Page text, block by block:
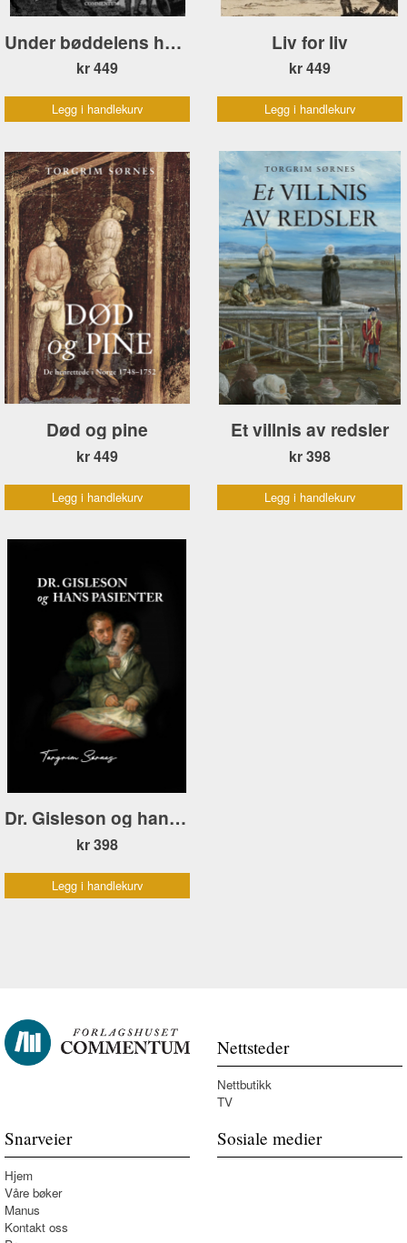
Under bøddelens hender
kr 449
Legg i handlekurv
Liv for liv
kr 449
Legg i handlekurv
Død og pine
kr 449
Legg i handlekurv
Et villnis av redsler
kr 398
Legg i handlekurv
Dr. Gisleson og hans pasienter
kr 398
Legg i handlekurv
Nettsteder
Nettbutikk
TV
Snarveier
Hjem
Våre bøker
Manus
Kontakt oss
Sosiale medier